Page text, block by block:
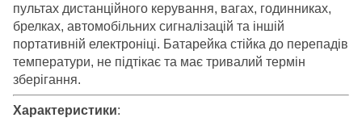
пультах дистанційного керування, вагах, годинниках,
брелках, автомобільних сигналізацій та іншій
портативній електроніці. Батарейка стійка до перепадів
температури, не підтікає та має тривалий термін
зберігання.
Характеристики: